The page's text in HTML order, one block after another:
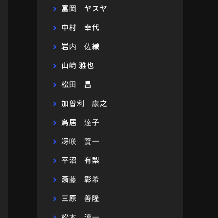
富岡 ヤスヤ
中村 幸代
岩内 佐織
山﨑 雅也
松田 昌
加曽利 康之
鳥居 達子
冴咲 賢一
平沼 有梨
斎藤 彰希
三原 善隆